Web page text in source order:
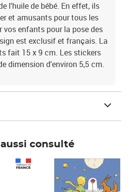
l'huile de bébé. En effet, ils
et amusants pour tous les
vos enfants pour la pose des
est exclusif et français. La
fait 15 x 9 cm. Les stickers
dimension d'environ 5,5 cm.
consulté
Prix 7,50€